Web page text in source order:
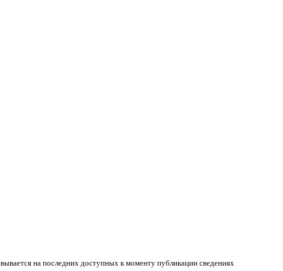
на последних доступных к моменту публикации сведениях